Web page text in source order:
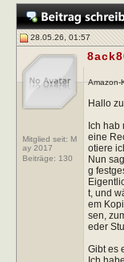
28.05.26, 01:57
Mitglied seit: M
ay 2017
Beiträge: 130
Amazon-
Hallo
Ich hab
eine
otiere
Nun
g
t, und
em
sen,
eder
Gibt es